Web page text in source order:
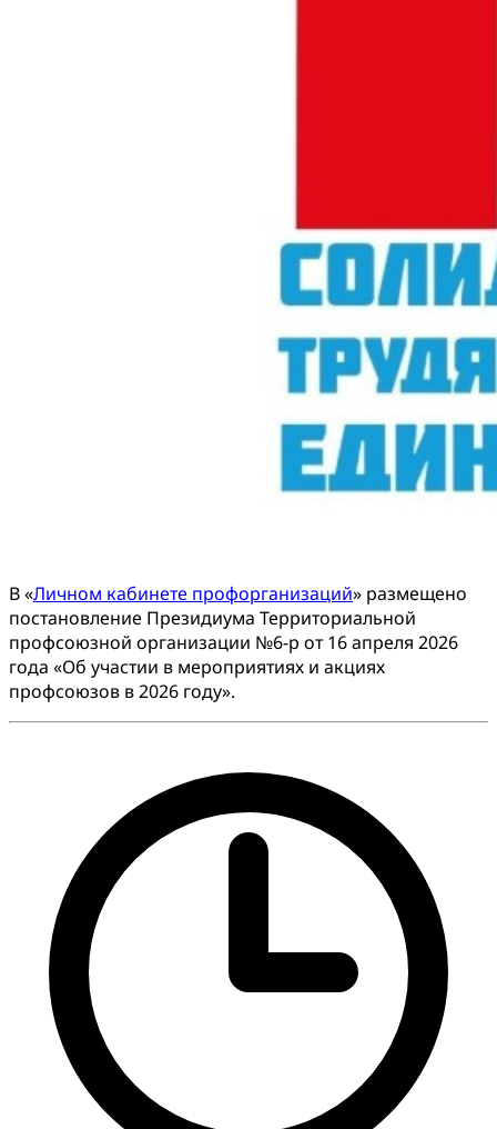
В «Личном кабинете профорганизаций» размещено
постановление Президиума Территориальной
профсоюзной организации №6-р от 16 апреля 2026
года «Об участии в мероприятиях и акциях
профсоюзов в 2026 году».